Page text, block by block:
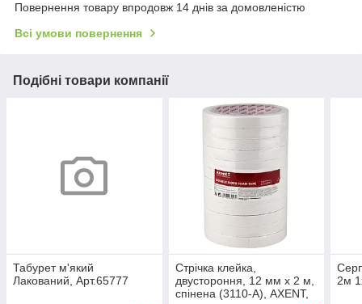
Повернення товару впродовж 14 днів за домовленістю
Всі умови повернення
Подібні товари компанії
Табурет м'який
Лакований, Арт.65777
Стрічка клейка,
двустороння, 12 мм х 2 м,
спінена (3110-A), AXENT,
2м